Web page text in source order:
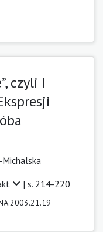
czyli I
| s. 214-220